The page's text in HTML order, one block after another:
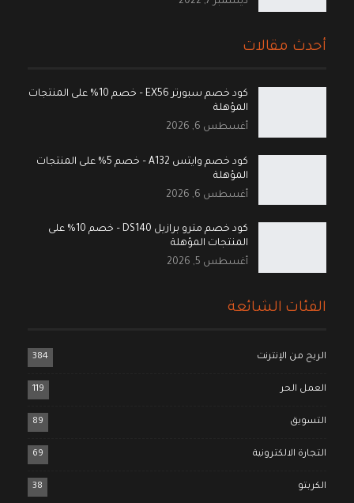
أحدث مقالات
كود خصم سبورتر EX56 – خصم 10% على المنتجات
المؤهلة
أغسطس 6, 2026
كود خصم وايتس A132 – خصم 5% على المنتجات
المؤهلة
أغسطس 6, 2026
كود خصم مترو برازيل DS140 – خصم 10% على
المنتجات المؤهلة
أغسطس 5, 2026
الفئات الشائعة
الربح من الإنترنت 384
العمل الحر 119
التسويق 89
التجارة الالكترونية 69
الكربتو 38